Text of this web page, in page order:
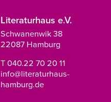
Literaturhaus e.V.
Schwanenwik 38
22087 Hamburg
T 040.22 70 20 11
info@literaturhaus-
hamburg.de